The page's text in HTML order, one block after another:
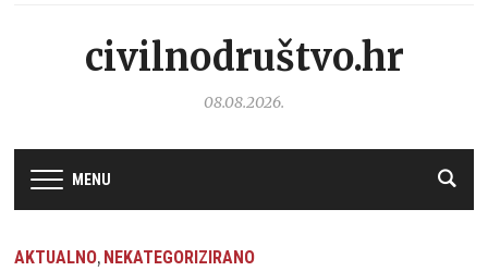
civilnodruštvo.hr
08.08.2026.
MENU
AKTUALNO, NEKATEGORIZIRANO